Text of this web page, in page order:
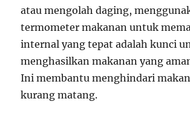
atau mengolah daging,
termometer makanan untuk
internal yang tepat adalah kunci
menghasilkan makanan yang
Ini membantu menghindari
kurang matang.